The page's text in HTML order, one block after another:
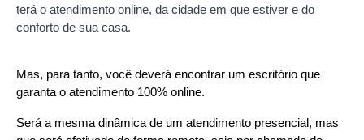
terá o atendimento online, da cidade em que estiver e do
conforto de sua casa.
Mas, para tanto, você deverá encontrar um escritório que
garanta o atendimento 100% online.
Será a mesma dinâmica de um atendimento presencial, mas